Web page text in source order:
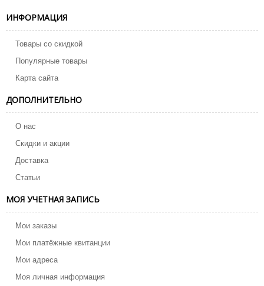
ИНФОРМАЦИЯ
Товары со скидкой
Популярные товары
Карта сайта
ДОПОЛНИТЕЛЬНО
О нас
Скидки и акции
Доставка
Статьи
МОЯ УЧЕТНАЯ ЗАПИСЬ
Мои заказы
Мои платёжные квитанции
Мои адреса
Моя личная информация